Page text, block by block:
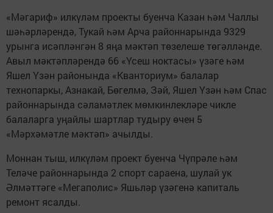
«Мәгариф» илкүләм проекты буенча Казан һәм Чаллы
шәһәрләрендә, Тукай һәм Арча районнарында 9329
урынга исәпләнгән 8 яңа мәктәп төзелеше төгәлләнде.
Авыл мәктәпләрендә 66 «Үсеш ноктасы» үзәге һәм
Яшел Үзән районында «Кванториум» балалар
технопаркы, Азнакай, Бөгелмә, Зәй, Яшел Үзән һәм Спас
районнарында сәламәтлек мөмкинлекләре чикле
балаларга уңайлы шартлар тудыру өчен 5
«Мәрхәмәтле мәктәп» ачылды.
Моннан тыш, илкүләм проект буенча Чүпрәле һәм
Теләче районнарында 2 спорт сараена, шулай ук
Әлмәттәге «Мегаполис» Яшьләр үзәгенә капиталь
ремонт ясалды.